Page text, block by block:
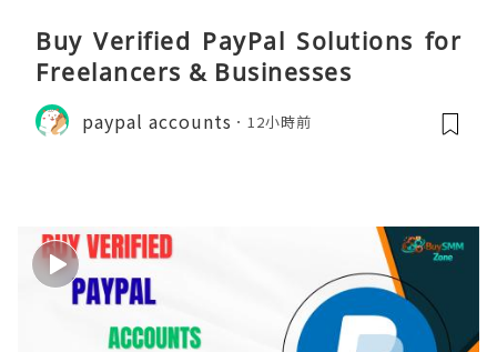
Buy Verified PayPal Solutions for
Freelancers & Businesses
paypal accounts 12小時前